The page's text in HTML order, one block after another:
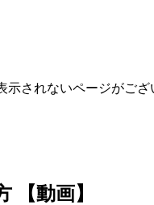
されないページがご
【動画】